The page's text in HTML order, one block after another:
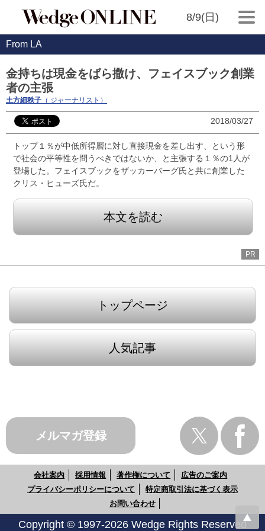
8/9(日)
From LA
金持ちは現金をばら撒け、フェイスブック創業
者の主張
土方細秩子 （ ジャーナリスト）
2018/03/27
トップ１％が中低所得層に対し直接現金を差し出す、という形
で社会の平等性を問うべきではないか、と主張する１％の1人が
登場した。フェイスブックをザッカーバーグ氏と共に創業した
クリス・ヒューズ氏だ。
本文を読む
PR
トップページ
人気記事
メルマガ登録
会社案内 採用情報 著作権について
広告のご案内
プライバシーポリシーについて
特定商取引法に基づく表示
お問い合わせ
Copyright © 1997-2026 Wedge Rights Reserved